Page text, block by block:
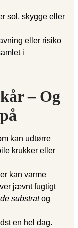
sol, skygge eller
eller risiko
i
– Og
kan udtørre
krukker eller
kan varme
jævnt fugtigt
substratog
en hel dag.